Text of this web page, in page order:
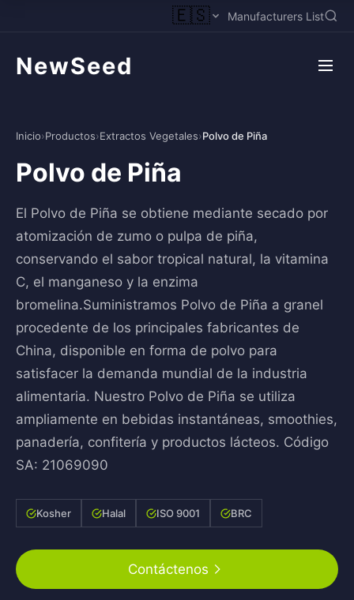
🇪🇸 Manufacturers List
NewSeed
Inicio›Productos›Extractos Vegetales›Polvo de Piña
Polvo de Piña
El Polvo de Piña se obtiene mediante secado por
atomización de zumo o pulpa de piña,
conservando el sabor tropical natural, la vitamina
C, el manganeso y la enzima
bromelina.Suministramos Polvo de Piña a granel
procedente de los principales fabricantes de
China, disponible en forma de polvo para
satisfacer la demanda mundial de la industria
alimentaria. Nuestro Polvo de Piña se utiliza
ampliamente en bebidas instantáneas, smoothies,
panadería, confitería y productos lácteos. Código
SA: 21069090
Kosher Halal ISO 9001 BRC
Contáctenos